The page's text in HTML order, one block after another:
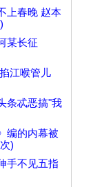
上春晚 赵本
某长征
江喉管儿
条忒恶搞"我
编的内幕被
次)
手不见五指